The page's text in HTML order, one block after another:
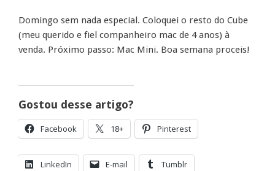
Domingo sem nada especial. Coloquei o resto do Cube
(meu querido e fiel companheiro mac de 4 anos) à
venda. Próximo passo: Mac Mini. Boa semana proceis!
Gostou desse artigo?
Facebook 18+ Pinterest
LinkedIn E-mail Tumblr